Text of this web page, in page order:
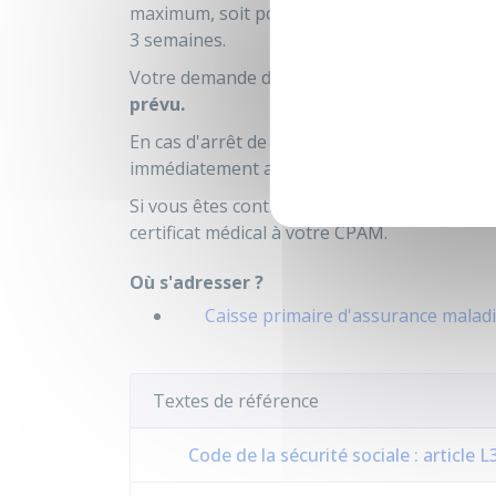
maximum, soit pour une durée fixée par
3 semaines.
Votre demande doit être présentée
au
prévu.
En cas d'arrêt de travail pendant la
immédiatement annulé et le congé prénatal
Si vous êtes contractuelle, vous devez en
certificat médical à votreCPAM.
Où s'adresser ?
Caisse primaire d'assurance
Textes de référence
Code de la sécurité sociale : article